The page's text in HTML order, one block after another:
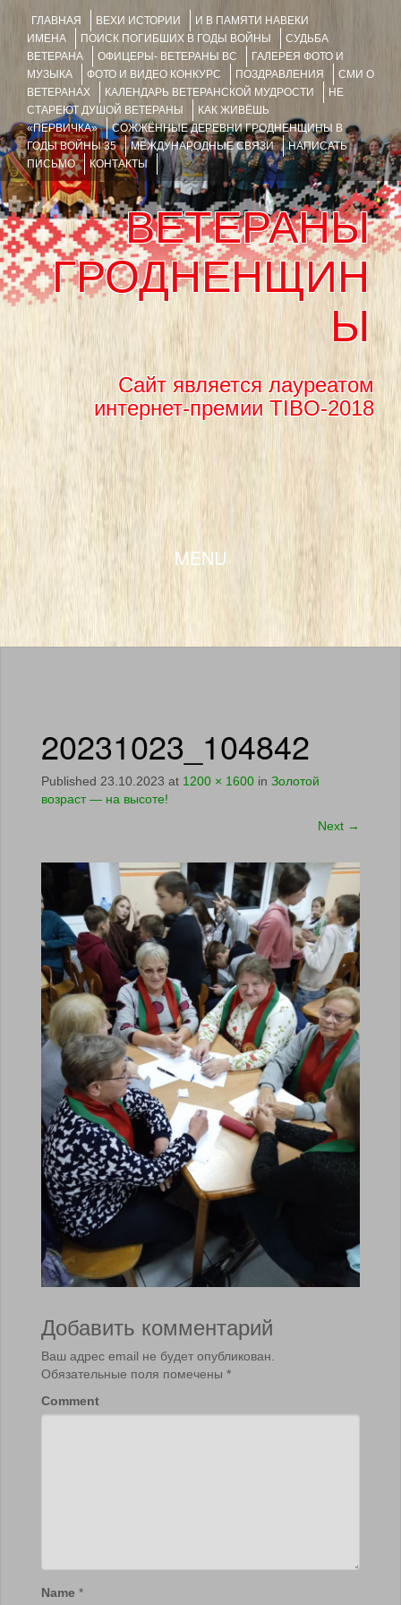
ГЛАВНАЯ ВЕХИ ИСТОРИИ
И В ПАМЯТИ НАВЕКИ
ИМЕНА
ПОИСК ПОГИБШИХ В ГОДЫ ВОЙНЫ
СУДЬБА
ВЕТЕРАНА
ОФИЦЕРЫ- ВЕТЕРАНЫ ВС
ГАЛЕРЕЯ ФОТО И
МУЗЫКА
ФОТО И ВИДЕО КОНКУРС ПОЗДРАВЛЕНИЯ
СМИ О
ВЕТЕРАНАХ
КАЛЕНДАРЬ ВЕТЕРАНСКОЙ МУДРОСТИ
НЕ
СТАРЕЮТ ДУШОЙ ВЕТЕРАНЫ
КАК ЖИВЁШЬ
«ПЕРВИЧКА»
СОЖЖЁННЫЕ ДЕРЕВНИ ГРОДНЕНЩИНЫ В
ГОДЫ ВОЙНЫ 35
МЕЖДУНАРОДНЫЕ СВЯЗИ
НАПИСАТЬ
ПИСЬМО
КОНТАКТЫ
ВЕТЕРАНЫ
ГРОДНЕНЩИН
Ы
Сайт является лауреатом
интернет-премии TIBO-2018
MENU
SKIP TO CONTENT
20231023_104842
Published 23.10.2023 at 1200 × 1600 in Золотой
возраст — на высоте!
Next →
Добавить комментарий
Ваш адрес email не будет опубликован.
Обязательные поля помечены *
Comment
Name *